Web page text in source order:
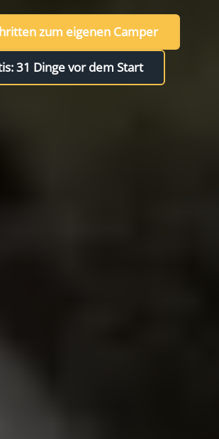
zum eigenen Camper
31 Dinge vor dem Start